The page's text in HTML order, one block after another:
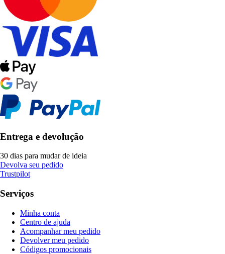
Entrega e devolução
30 dias para mudar de ideia
Devolva seu pedido
Trustpilot
Serviços
Minha conta
Centro de ajuda
Acompanhar meu pedido
Devolver meu pedido
Códigos promocionais